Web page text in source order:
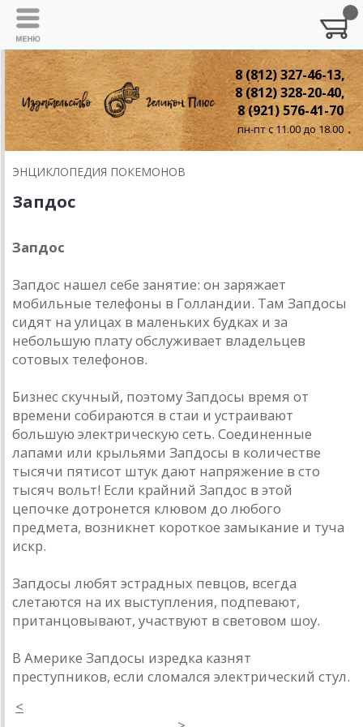
8 (812) 327-46-13,
8 (812) 328-20-40,
8 (921) 576-41-70
пн-пт с 11.00 до 18.00
ЭНЦИКЛОПЕДИЯ ПОКЕМОНОВ
Запдос
Запдос
Запдос нашел себе занятие: он заряжает
мобильные телефоны в Голландии. Там Запдосы
сидят на улицах в маленьких будках и за
небольшую плату обслуживает владельцев
сотовых телефонов.
Бизнес скучный, поэтому Запдосы время от
времени собираются в стаи и устраивают
большую электрическую сеть. Соединенные
лапами или крыльями Запдосы в количестве
тысячи пятисот штук дают напряжение в сто
тысяч вольт! Если крайний Запдос в этой
цепочке дотронется клювом до любого
предмета, возникнет короткое замыкание и туча
искр.
Запдосы любят эстрадных певцов, всегда
слетаются на их выступления, подпевают,
пританцовывают, участвуют в световом шоу.
В Америке Запдосы изредка казнят
преступников, если сломался электрический стул.
<